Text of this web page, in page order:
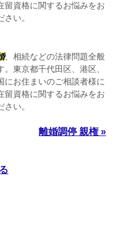
留資格に関するお悩みをお
い。
、相続などの法律問題全般
東京都千代田区、港区、
にお住まいのご相談者様に
留資格に関するお悩みをお
い。
離婚調停 親権 »